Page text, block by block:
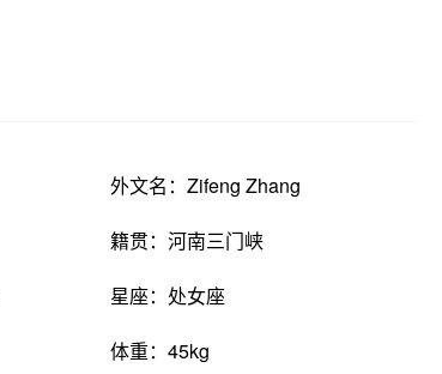
外文名：Zifeng Zhang
籍贯：河南三门峡
星座：处女座
体重：45kg